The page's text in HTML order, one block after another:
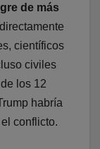
de más
científicos
civiles
los 12
habría
conflicto.